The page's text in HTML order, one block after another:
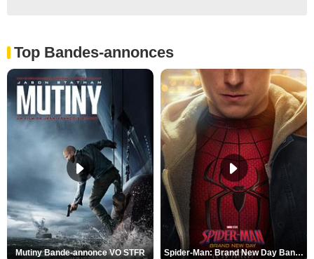
Top Bandes-annonces
Mutiny Bande-annonce VO STFR Spider-Man: Brand New Day Bande-annonce VO STFR